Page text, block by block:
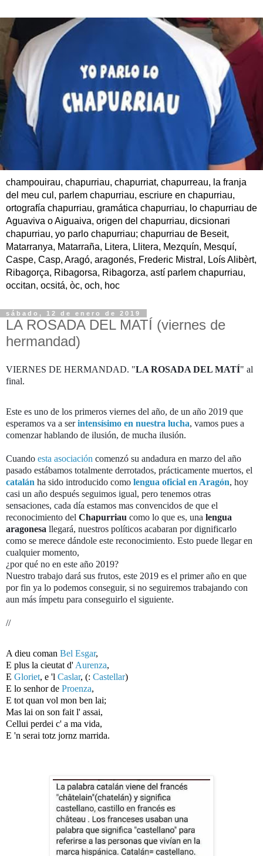
champouirau, chapurriau, chapurriat, chapurreau, la franja
del meu cul, parlem chapurriau, escriure en chapurriau,
ortografía chapurriau, gramática chapurriau, lo chapurriau de
Aguaviva o Aiguaiva, origen del chapurriau, dicsionari
chapurriau, yo parlo chapurriau; chapurriau de Beseit,
Matarranya, Matarraña, Litera, Llitera, Mezquín, Mesquí,
Caspe, Casp, Aragó, aragonés, Frederic Mistral, Loís Alibèrt,
Ribagorça, Ribagorsa, Ribagorza, astí parlem chapurriau,
occitan, ocsitá, òc, och, hoc
sábado, 12 de enero de 2019
LA ROSADA DEL MATÍ (viernes de
hermandad)
VIERNES DE HERMANDAD. "LA ROSADA DEL MATÍ" al
final.
Este es uno de los primeros viernes del año, de un año 2019 que
esperamos va a serintensísimo en nuestra lucha, vamos pues a
comenzar hablando de ilusión, de mucha ilusión.
Cuando esta asociación comenzó su andadura en marzo del año
pasado estábamos totalmente derrotados, prácticamente muertos, el
catalán ha sido introducido como lengua oficial en Aragón, hoy
casi un año después seguimos igual, pero tenemos otras
sensaciones, cada día estamos mas convencidos de que el
reconocimiento del Chapurriau como lo que es, una lengua
aragonesa llegará, nuestros políticos acabaran por dignificarlo
como se merece dándole este reconocimiento. Esto puede llegar en
cualquier momento,
¿por qué no en este año 2019?
Nuestro trabajo dará sus frutos, este 2019 es el primer año en que
por fin ya lo podemos conseguir, si no seguiremos trabajando con
aun más ímpetu para conseguirlo el siguiente.
//
A dieu coman Bel Esgar,
E plus la cieutat d' Aurenza,
E Gloriet, e 'l Caslar, (: Castellar)
E lo senhor de Proenza,
E tot quan vol mon ben lai;
Mas lai on son fait l' assai,
Cellui perdei c' a ma vida,
E 'n serai totz jornz marrida.